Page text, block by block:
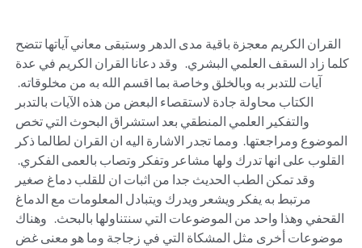
القران الكريم معجزة باقية مدى الدهر وستبقى معاني آياتها تتضح
كلما زاد السقف العلمي البشري.   وقد دعانا القران الكريم في عدة
آيات للتدبر به وبالخلق وخاصة بما اقسم الله به من مخلوقاته.
الكتاب محاولة جادة لاستقصاء البعض من هذه الآيات بالتدبر
والتفكير العلمي المنطقي بعد استشراق البحوث التي تخص
الموضوع ومراجعتها.  ومما تجدر الاشارة اليه ان القران لطالما ذكر
القلوب على انها تدرك ولها مشاعر وتفكر وتصاب بالعمى الفكري.
وقد تمكن الطب الحديث جدا من اثبات ان للقلب دماغ صغير
مرتبط به يفكر ويشعر ويدرك ويتبادل المعلومات مع الدماغ
القحفي وهذا واحد من الموضوعات التي سنتناولها بالبحث.   وهناك
موضوعات أخرى مثل المشكاة التي في زجاجة وما هو معنى غض